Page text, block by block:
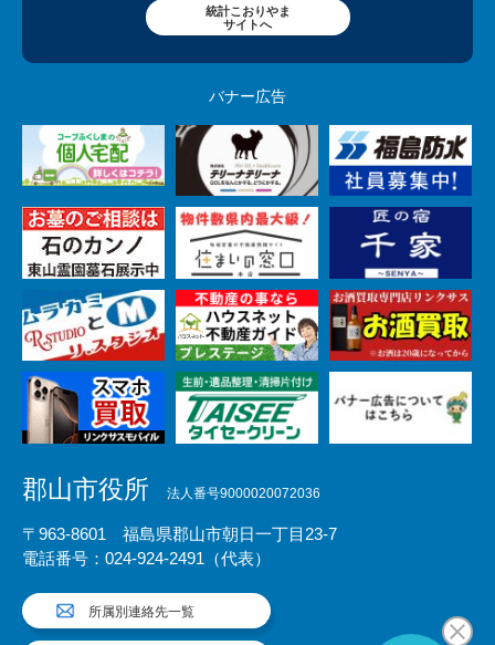
統計こおりやま
サイトへ
バナー広告
郡山市役所 法人番号9000020072036
〒963-8601 福島県郡山市朝日一丁目23-7
電話番号：024-924-2491（代表）
所属別連絡先一覧